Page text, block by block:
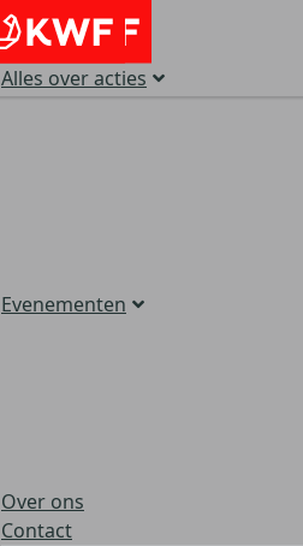
Alles over acties
Evenementen
Over ons
Contact